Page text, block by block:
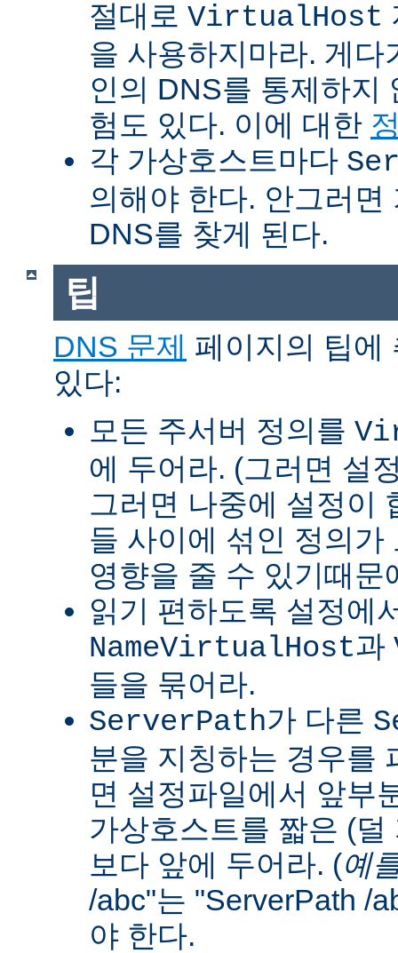
절대로 VirtualHost
을 사용하지마라. 게다
인의 DNS를 통제하지
험도 있다. 이에 대한
각 가상호스트마다
의해야 한다. 안그러면
DNS를 찾게 된다.
팁
DNS 문제 페이지의 팁에
있다:
모든 주서버 정의를
에 두어라. (그러면 설
그러면 나중에 설정이
들 사이에 섞인 정의가
영향을 줄 수 있기때문
읽기 편하도록 설정에
NameVirtualHost과
들을 묶어라.
ServerPath가 다른
분을 지칭하는 경우를
면 설정파일에서 앞부
가상호스트를 짧은 (
보다 앞에 두어라. (예
/abc"는 "ServerPath /
야 한다.